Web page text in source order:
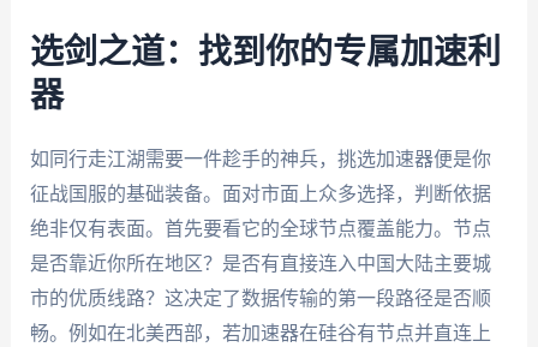
选剑之道：找到你的专属加速利
器
如同行走江湖需要一件趁手的神兵，挑选加速器便是你
征战国服的基础装备。面对市面上众多选择，判断依据
绝非仅有表面。首先要看它的全球节点覆盖能力。节点
是否靠近你所在地区？是否有直接连入中国大陆主要城
市的优质线路？这决定了数据传输的第一段路径是否顺
畅。例如在北美西部，若加速器在硅谷有节点并直连上